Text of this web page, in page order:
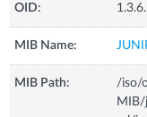
OID:
MIB Name:
MIB Path:
/iso/
MIB/